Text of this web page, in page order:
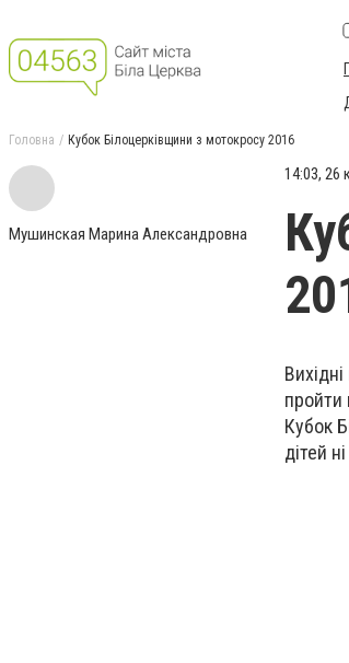
Головна Кубок Білоцерківщини з мотокросу 2016
Мушинская Марина Александровна
14:03, 26
пройти
Кубок
дітей